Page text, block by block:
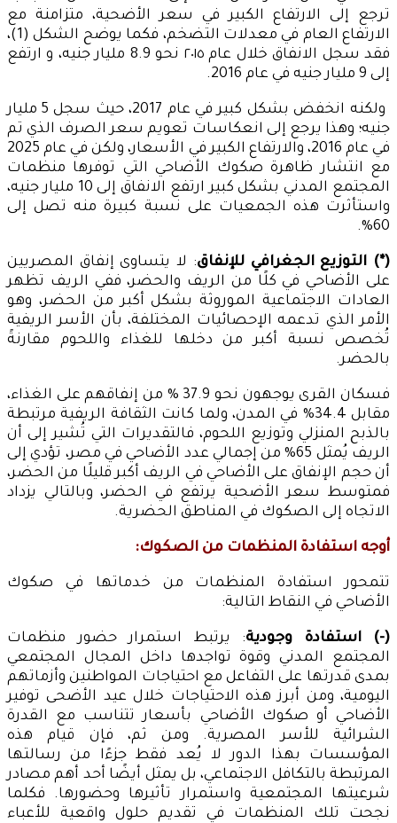
ترجع إلى الارتفاع الكبير في سعر الأضحية، متزامنة مع
الارتفاع العام في معدلات التضخم، فكما يوضح الشكل (1)،
فقد سجل الانفاق خلال عام ٢٠١٥ نحو 8.9 مليار جنيه، و ارتفع
إلى 9 مليار جنيه في عام 2016.
ولكنه انخفض بشكل كبير في عام 2017، حيث سجل 5 مليار
جنيه؛ وهذا يرجع إلى انعكاسات تعويم سعر الصرف الذي تم
في عام 2016، والارتفاع الكبير في الأسعار، ولكن في عام 2025
مع انتشار ظاهرة صكوك الأضاحي التي توفرها منظمات
المجتمع المدني بشكل كبير ارتفع الانفاق إلى 10 مليار جنيه،
واستأثرت هذه الجمعيات على نسبة كبيرة منه تصل إلى
60%.
(*) التوزيع الجغرافي للإنفاق: لا يتساوى إنفاق المصريين
على الأضاحي في كلًا من الريف والحضر، ففي الريف تظهر
العادات الاجتماعية الموروثة بشكل أكبر من الحضر، وهو
الأمر الذي تدعمه الإحصائيات المختلفة، بأن الأسر الريفية
تُخصص نسبة أكبر من دخلها للغذاء واللحوم مقارنةً
بالحضر.
فسكان القرى يوجهون نحو 37.9 % من إنفاقهم على الغذاء،
مقابل 34.4% في المدن، ولما كانت الثقافة الريفية مرتبطة
بالذبح المنزلي وتوزيع اللحوم، فالتقديرات التي تُشير إلى أن
الريف يُمثل 65% من إجمالي عدد الأضاحي في مصر، تؤدي إلى
أن حجم الإنفاق على الأضاحي في الريف أكبر قليلًا من الحضر،
فمتوسط سعر الأضحية يرتفع في الحضر، وبالتالي يزداد
الاتجاه إلى الصكوك في المناطق الحضرية.
أوجه استفادة المنظمات من الصكوك:
تتمحور استفادة المنظمات من خدماتها في صكوك
الأضاحي في النقاط التالية:
(-) استفادة وجودية: يرتبط استمرار حضور منظمات
المجتمع المدني وقوة تواجدها داخل المجال المجتمعي
بمدى قدرتها على التفاعل مع احتياجات المواطنين وأزماتهم
اليومية، ومن أبرز هذه الاحتياجات خلال عيد الأضحى توفير
الأضاحي أو صكوك الأضاحي بأسعار تتناسب مع القدرة
الشرائية للأسر المصرية. ومن ثم، فإن قيام هذه
المؤسسات بهذا الدور لا يُعد فقط جزءًا من رسالتها
المرتبطة بالتكافل الاجتماعي، بل يمثل أيضًا أحد أهم مصادر
شرعيتها المجتمعية واستمرار تأثيرها وحضورها. فكلما
نجحت تلك المنظمات في تقديم حلول واقعية للأعباء